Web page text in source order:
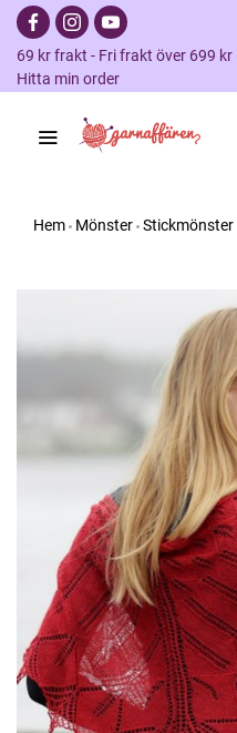
69 kr frakt - Fri frakt över 699
Hitta min order
Hem Mönster Stickmönster